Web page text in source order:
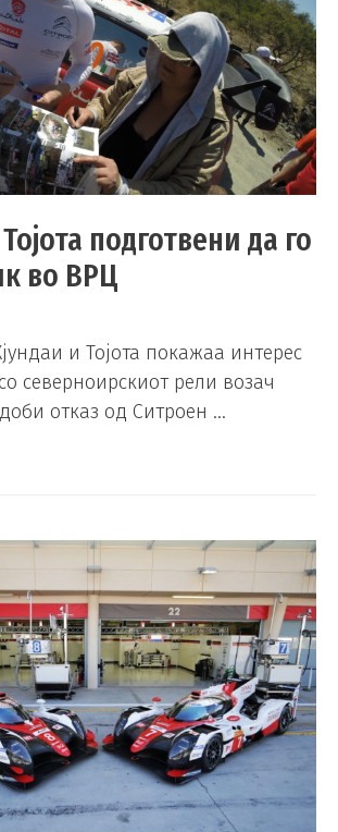
подготвени да го
во ВРЦ
и Тојота покажаа интерес
северноирскиот рели возач
отказ од Ситроен …